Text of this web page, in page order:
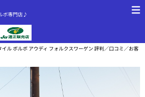
ボ専門店♪
イル ボルボ アウディ フォルクスワーゲン 評判／口コミ／お客